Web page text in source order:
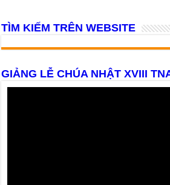
TÌM KIẾM TRÊN WEBSITE
GIẢNG LỄ CHÚA NHẬT XVIII